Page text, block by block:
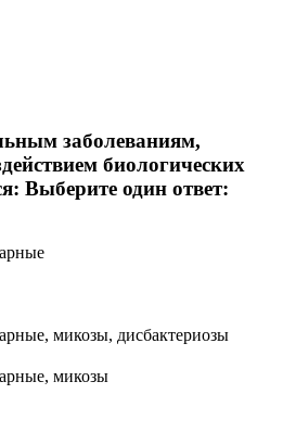
заболеваниям,
биологических
Выберите один ответ:
микозы, дисбактериозы
микозы